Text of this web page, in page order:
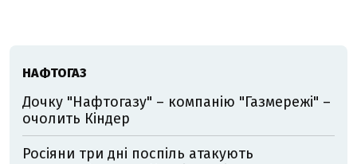
НАФТОГАЗ
Дочку "Нафтогазу" – компанію "Газмережі" –
очолить Кіндер
Росіяни три дні поспіль атакують